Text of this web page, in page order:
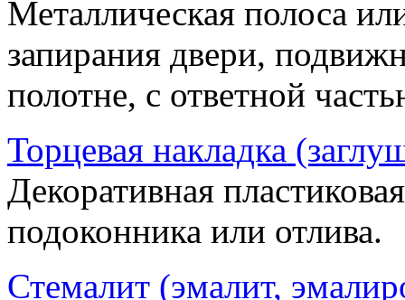
Металлическая полоса
запирания двери,
полотне, с ответной
Торцевая накладка
Декоративная
подоконника или отлива.
Стемалит (эмалит,